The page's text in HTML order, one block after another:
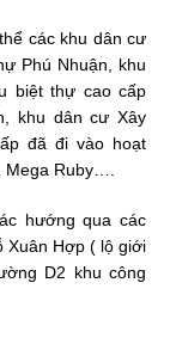
các khu dân cư
Phú Nhuận, khu
biệt thự cao cấp
khu dân cư Xây
đã đi vào hoạt
Mega Ruby….
hướng qua các
Xuân Hợp ( lộ giới
D2 khu công